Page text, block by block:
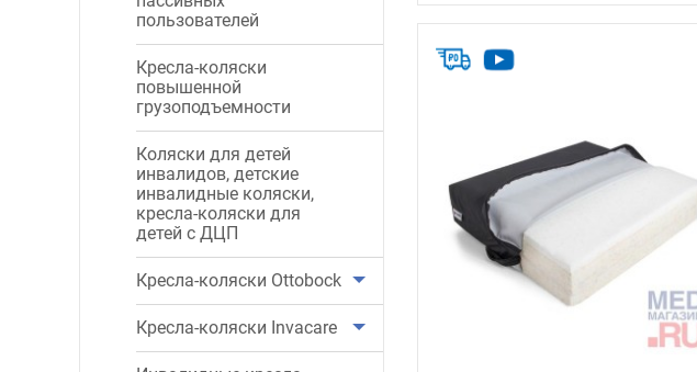
пользователей
Кресла-коляски
повышенной
грузоподъемности
Коляски для детей
инвалидов, детские
инвалидные коляски,
кресла-коляски для
детей с ДЦП
Кресла-коляски Ottobock
Кресла-коляски Invacare